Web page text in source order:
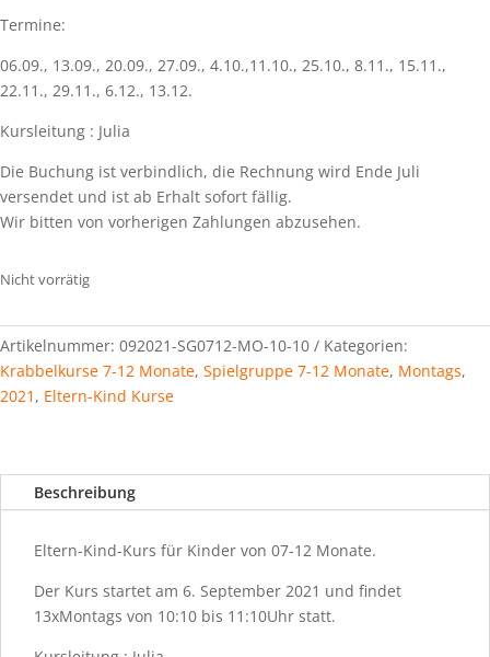
Termine:
06.09., 13.09., 20.09., 27.09., 4.10.,11.10., 25.10., 8.11., 15.11.,
22.11., 29.11., 6.12., 13.12.
Kursleitung : Julia
Die Buchung ist verbindlich, die Rechnung wird Ende Juli
versendet und ist ab Erhalt sofort fällig.
Wir bitten von vorherigen Zahlungen abzusehen.
Nicht vorrätig
Artikelnummer: 092021-SG0712-MO-10-10
Kategorien:
Krabbelkurse 7-12 Monate, Spielgruppe 7-12 Monate, Montags,
2021 , Eltern-Kind Kurse
Beschreibung
Eltern-Kind-Kurs für Kinder von 07-12 Monate.
Der Kurs startet am 6. September 2021 und findet
13xMontags von 10:10 bis 11:10Uhr statt.